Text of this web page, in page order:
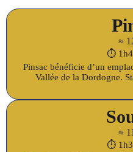
≈
⏱️
Pinsac bénéficie d’un
Vallée de la Dordogne.
≈
⏱️